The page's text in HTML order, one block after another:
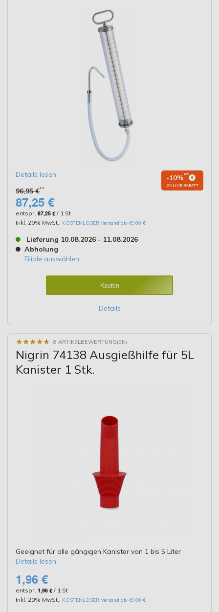
Details lesen
96,95 €**
-10%**
ONLINE RABATT
87,25 €
entspr. 87,25 € / 1 St
Inkl. 20% MwSt.
KOSTENLOSER Versand ab 49,00 €
Lieferung 10.08.2026 - 11.08.2026
Abholung
Filiale auswählen
Kaufen
Details
★★★★★
★★★★★ 8 ARTIKELBEWERTUNG(EN)
Nigrin 74138 Ausgießhilfe für 5L
Kanister 1 Stk.
Geeignet für alle gängigen Kanister von 1 bis 5 Liter
Details lesen
1,96 €
entspr. 1,96 € / 1 St
Inkl. 20% MwSt.
KOSTENLOSER Versand ab 49,00 €